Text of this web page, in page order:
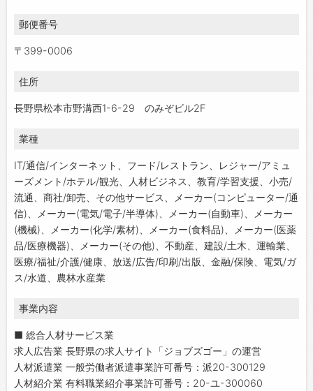
郵便番号
〒399-0006
住所
長野県松本市野溝西1-6-29 のみぞビル2F
業種
IT/通信/インターネット、フード/レストラン、レジャー/アミュ
ーズメント/ホテル/観光、人材ビジネス、教育/学習支援、小売/
流通、商社/卸売、その他サービス、メーカー(コンピューター/通
信)、メーカー(電気/電子/半導体)、メーカー(自動車)、メーカー
(機械)、メーカー(化学/素材)、メーカー(食料品)、メーカー(医薬
品/医療機器)、メーカー(その他)、不動産、建設/土木、運輸業、
医療/福祉/介護/健康、放送/広告/印刷/出版、金融/保険、電気/ガ
ス/水道、農林水産業
事業内容
■ 総合人材サービス業
求人広告業 長野県の求人サイト「ジョブズゴー」の運営
人材派遣業 一般労働者派遣事業許可番号：派20-300129
人材紹介業 有料職業紹介事業許可番号：20-ユ-300060